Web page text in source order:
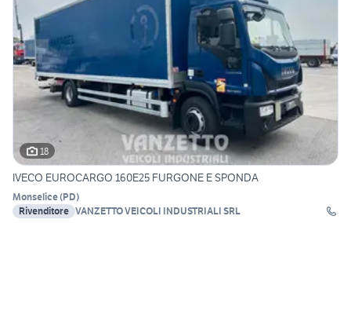
18
IVECO EUROCARGO 160E25 FURGONE E SPONDA
Monselice(PD)
Rivenditore VANZETTO VEICOLI INDUSTRIALI SRL